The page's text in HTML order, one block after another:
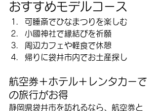
おすすめモデルコース
可睡斎でひなまつりを楽しむ
小國神社で縁結びを祈願
周辺カフェや軽食で休憩
帰りに袋井市内でお土産探し
航空券＋ホテル＋レンタカーで
の旅行がお得
静岡県袋井市を訪れるなら、航空券と